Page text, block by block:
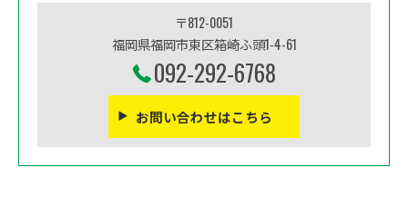
〒812-0051
福岡県福岡市東区箱崎ふ頭1-4-61
092-292-6768
お問い合わせはこちら